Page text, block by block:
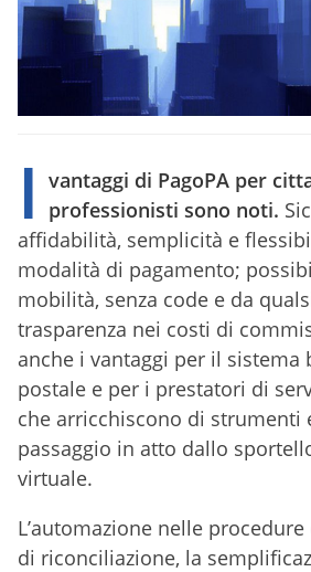
I vantaggi di PagoPA per
professionisti sono noti.
affidabilità, semplicità e
modalità di pagamento;
mobilità, senza code e da
trasparenza nei costi di
anche i vantaggi per il sistema
postale e per i prestatori di
che arricchiscono di strumenti
passaggio in atto dallo
virtuale.
L’automazione nelle
di riconciliazione, la